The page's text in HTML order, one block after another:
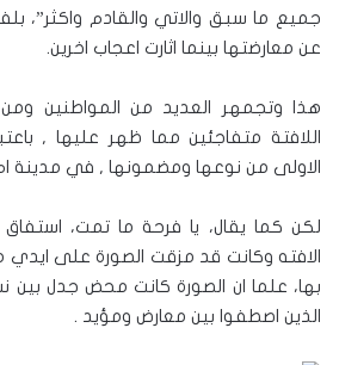
جميع ما سبق والاتي والقادم واكثر”،
عن معارضتها بينما اثارت اعجاب اخرين.
هذا وتجمهر العديد من المواطنين
اللافتة متفاجئين مما ظهر عليها ,
الاولى من نوعها ومضمونها , في مدينة
لكن كما يقال، يا فرحة ما تمت،
الافته وكانت قد مزقت الصورة على ايدي
بها، علما ان الصورة كانت محض جدل بين
الذين اصطفوا بين معارض ومؤيد .